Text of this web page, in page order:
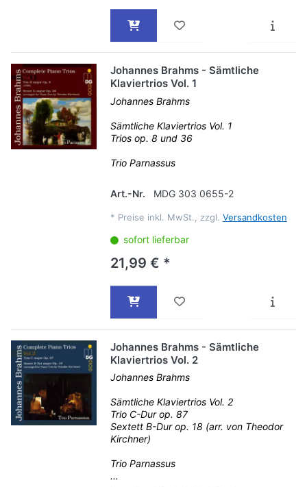
Johannes Brahms - Sämtliche
Klaviertrios Vol. 1
Johannes Brahms
Sämtliche Klaviertrios Vol. 1
Trios op. 8 und 36
Trio Parnassus
Art.-Nr. MDG 303 0655-2
* Preise inkl. MwSt., zzgl. Versandkosten
sofort lieferbar
21,99 € *
Johannes Brahms - Sämtliche
Klaviertrios Vol. 2
Johannes Brahms
Sämtliche Klaviertrios Vol. 2
Trio C-Dur op. 87
Sextett B-Dur op. 18 (arr. von Theodor
Kirchner)
Trio Parnassus
...